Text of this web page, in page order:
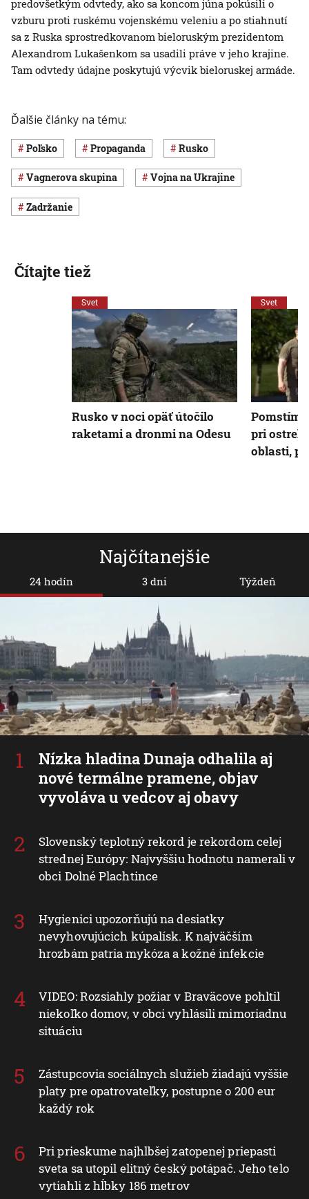
predovšetkým odvtedy, ako sa koncom júna pokúsili o
vzburu proti ruskému vojenskému veleniu a po stiahnutí
sa z Ruska sprostredkovanom bieloruským prezidentom
Alexandrom Lukašenkom sa usadili práve v jeho krajine.
Tam odvtedy údajne poskytujú výcvik bieloruskej armáde.
Ďalšie články na tému:
Poľsko propaganda Rusko
Vagnerova skupina vojna na Ukrajine
zadržanie
Najčítanejšie
24 hodín
Nízka hladina Dunaja odhalila aj
nové termálne pramene, objav
vyvoláva u vedcov aj obavy
Slovenský teplotný rekord je rekordom celej
strednej Európy: Najvyššiu hodnotu namerali v
obci Dolné Plachtince
Hygienici upozorňujú na desiatky
nevyhovujúcich kúpalísk. K najväčším
hrozbám patria mykóza a kožné infekcie
VIDEO: Rozsiahly požiar v Braväcove pohltil
niekoľko domov, v obci vyhlásili mimoriadnu
situáciu
Zástupcovia sociálnych služieb žiadajú vyššie
platy pre opatrovateľky, postupne o 200 eur
každý rok
Pri prieskume najhlbšej zatopenej priepasti
sveta sa utopil elitný český potápač. Jeho telo
vytiahli z hĺbky 186 metrov
3 dni Týždeň
Čítajte tiež
Svet
Rusko v noci opäť útočilo
raketami a dronmi na Odesu
Svet
pri
oblasti,